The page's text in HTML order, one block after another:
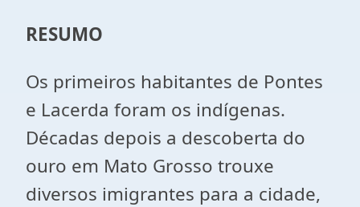
RESUMO
Os primeiros habitantes de Pontes
e Lacerda foram os indígenas.
Décadas depois a descoberta do
ouro em Mato Grosso trouxe
diversos imigrantes para a cidade,